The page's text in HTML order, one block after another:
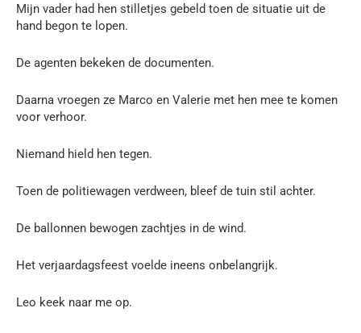
Mijn vader had hen stilletjes gebeld toen de situatie uit de
hand begon te lopen.
De agenten bekeken de documenten.
Daarna vroegen ze Marco en Valerie met hen mee te komen
voor verhoor.
Niemand hield hen tegen.
Toen de politiewagen verdween, bleef de tuin stil achter.
De ballonnen bewogen zachtjes in de wind.
Het verjaardagsfeest voelde ineens onbelangrijk.
Leo keek naar me op.